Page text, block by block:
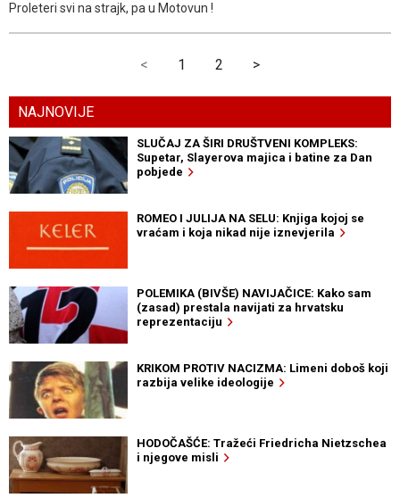
Proleteri svi na strajk, pa u Motovun !
< 1 2 >
NAJNOVIJE
SLUČAJ ZA ŠIRI DRUŠTVENI KOMPLEKS:
Supetar, Slayerova majica i batine za Dan
pobjede
ROMEO I JULIJA NA SELU: Knjiga kojoj se
vraćam i koja nikad nije iznevjerila
POLEMIKA (BIVŠE) NAVIJAČICE: Kako sam
(zasad) prestala navijati za hrvatsku
reprezentaciju
KRIKOM PROTIV NACIZMA: Limeni doboš koji
razbija velike ideologije
HODOČAŠĆE: Tražeći Friedricha Nietzschea
i njegove misli